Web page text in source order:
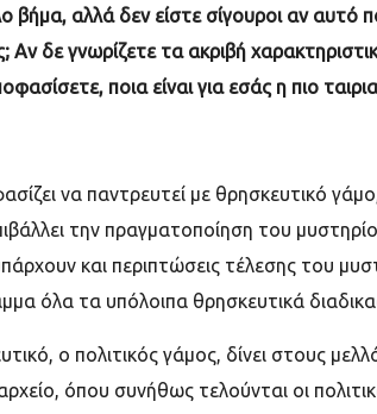
αλλά δεν είστε σίγουροι αν αυτό
Αν δε γνωρίζετε τα ακριβή
ποια είναι για εσάς η πιο
να παντρευτεί με θρησκευτικό
την πραγματοποίηση του
και περιπτώσεις τέλεσης του
όλα τα υπόλοιπα θρησκευτικά
ο πολιτικός γάμος, δίνει στους
όπου συνήθως τελούνται οι